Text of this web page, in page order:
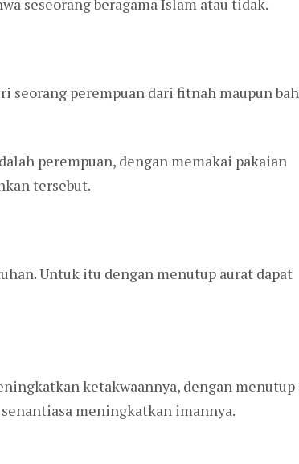
perempuan dari fitnah maupun
perempuan, dengan memakai pakaian
tersebut.
Untuk itu dengan menutup aurat dapat
ketakwaannya, dengan menutup
meningkatkan imannya.